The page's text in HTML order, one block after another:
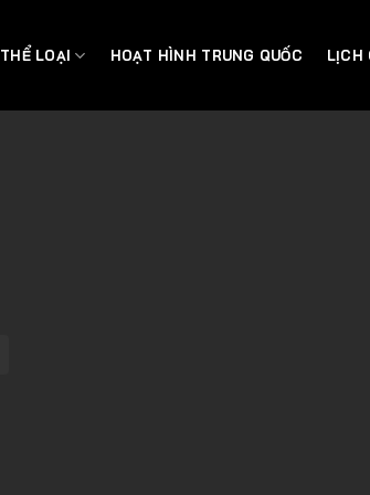
THỂ LOẠI HOẠT HÌNH TRUNG QUỐC LỊCH